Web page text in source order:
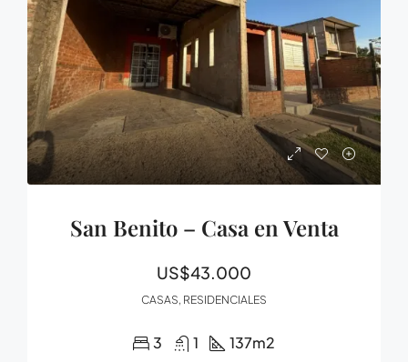
San Benito – Casa en Venta
US$43.000
CASAS, RESIDENCIALES
3 1 137m2